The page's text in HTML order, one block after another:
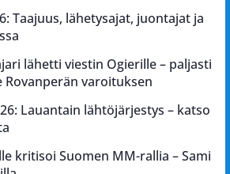
Taajuus, lähetysajat, juontajat ja
lähetti viestin Ogierille – paljasti
Rovanperän varoituksen
Lauantain lähtöjärjestys – katso
kritisoi Suomen MM-rallia – Sami